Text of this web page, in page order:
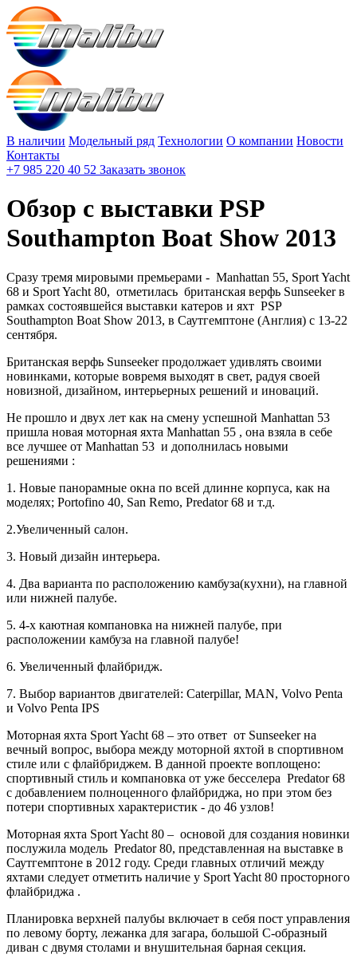
В наличии Модельный ряд Технологии О компании Новости
Контакты
+7 985 220 40 52 Заказать звонок
Обзор с выставки PSP
Southampton Boat Show 2013
Сразу тремя мировыми премьерами - Manhattan 55, Sport Yacht
68 и Sport Yacht 80, отметилась британская верфь Sunseeker в
рамках состоявшейся выставки катеров и яхт PSP
Southampton Boat Show 2013, в Саутгемптоне (Англия) с 13-22
сентября.
Британская верфь Sunseeker продолжает удивлять своими
новинками, которые вовремя выходят в свет, радуя своей
новизной, дизайном, интерьерных решений и иноваций.
Не прошло и двух лет как на смену успешной Manhattan 53
пришла новая моторная яхта Manhattan 55 , она взяла в себе
все лучшее от Manhattan 53 и дополнилась новыми
решениями :
1. Новые панорамные окна по всей длинне корпуса, как на
моделях; Portofino 40, San Remo, Predator 68 и т.д.
2.Увеличенный салон.
3. Новый дизайн интерьера.
4. Два варианта по расположению камбуза(кухни), на главной
или нижней палубе.
5. 4-х каютная компановка на нижней палубе, при
расположении камбуза на главной палубе!
6. Увеличенный флайбридж.
7. Выбор вариантов двигателей: Caterpillar, MAN, Volvo Penta
и Volvo Penta IPS
Моторная яхта Sport Yacht 68 – это ответ от Sunseeker на
вечный вопрос, выбора между моторной яхтой в спортивном
стиле или с флайбриджем. В данной проекте воплощено:
спортивный стиль и компановка от уже бесселера Predator 68
с добавлением полноценного флайбриджа, но при этом без
потери спортивных характеристик - до 46 узлов!
Моторная яхта Sport Yacht 80 – основой для создания новинки
послужила модель Predator 80, представленная на выставке в
Саутгемптоне в 2012 году. Среди главных отличий между
яхтами следует отметить наличие у Sport Yacht 80 просторного
флайбриджа .
Планировка верхней палубы включает в себя пост управления
по левому борту, лежанка для загара, большой C-образный
диван с двумя столами и внушительная барная секция.